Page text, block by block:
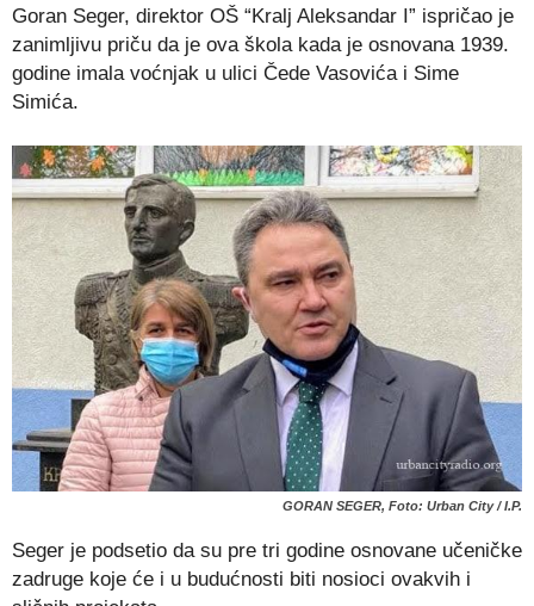
Goran Seger, direktor OŠ “Kralj Aleksandar I” ispričao je
zanimljivu priču da je ova škola kada je osnovana 1939.
godine imala voćnjak u ulici Čede Vasovića i Sime
Simića.
GORAN SEGER, Foto: Urban City / I.P.
Seger je podsetio da su pre tri godine osnovane učeničke
zadruge koje će i u budućnosti biti nosioci ovakvih i